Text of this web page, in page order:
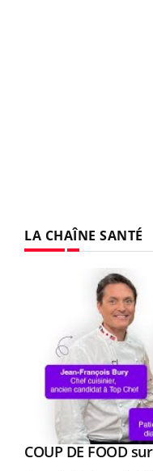
LA CHAÎNE SANTÉ
Youtube
COUP DE FOOD